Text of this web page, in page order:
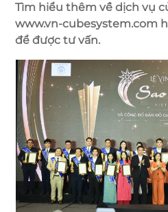
Tìm hiểu thêm về dịch vụ
www.vn-cubesystem.com
để được tư vấn.